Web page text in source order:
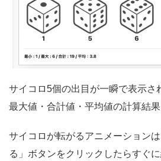
サイコロ5個の出目が一瞬で表示さ
最大値・合計値・平均値の計算結果
サイコロが転がるアニメーション
る」ボタンをクリックしたらすぐ